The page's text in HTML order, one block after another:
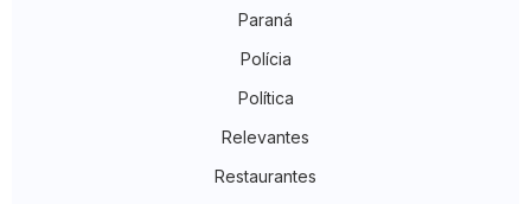
Paraná
Polícia
Política
Relevantes
Restaurantes